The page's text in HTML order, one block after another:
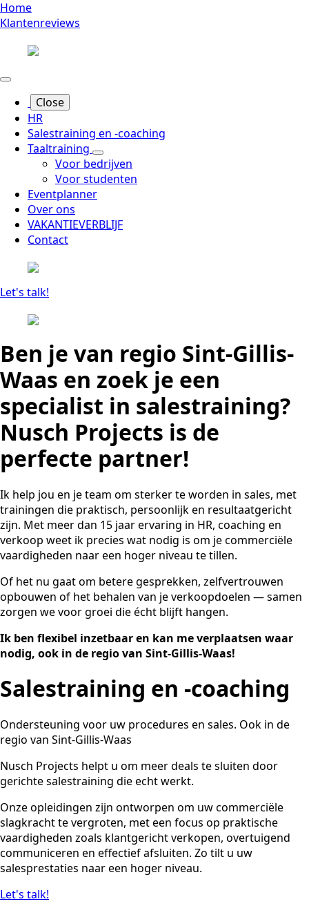
Home
Klantenreviews
Close
HR
Salestraining en -coaching
Taaltraining
Voor bedrijven
Voor studenten
Eventplanner
Over ons
VAKANTIEVERBLIJF
Contact
Let's talk!
Ben je van regio Sint-Gillis-
Waas en zoek je een
specialist in salestraining?
Nusch Projects is de
perfecte partner!
Ik help jou en je team om sterker te worden in sales, met
trainingen die praktisch, persoonlijk en resultaatgericht
zijn. Met meer dan 15 jaar ervaring in HR, coaching en
verkoop weet ik precies wat nodig is om je commerciële
vaardigheden naar een hoger niveau te tillen.
Of het nu gaat om betere gesprekken, zelfvertrouwen
opbouwen of het behalen van je verkoopdoelen — samen
zorgen we voor groei die écht blijft hangen.
Ik ben flexibel inzetbaar en kan me verplaatsen waar
nodig, ook in de regio van Sint-Gillis-Waas!
Salestraining en -coaching
Ondersteuning voor uw procedures en sales. Ook in de
regio van Sint-Gillis-Waas
Nusch Projects helpt u om meer deals te sluiten door
gerichte salestraining die echt werkt.
Onze opleidingen zijn ontworpen om uw commerciële
slagkracht te vergroten, met een focus op praktische
vaardigheden zoals klantgericht verkopen, overtuigend
communiceren en effectief afsluiten. Zo tilt u uw
salesprestaties naar een hoger niveau.
Let's talk!